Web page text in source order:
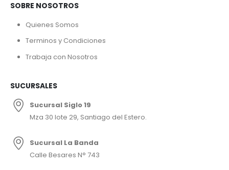
SOBRE NOSOTROS
Quienes Somos
Terminos y Condiciones
Trabaja con Nosotros
SUCURSALES
Sucursal Siglo 19
Mza 30 lote 29, Santiago del Estero.
Sucursal La Banda
Calle Besares N° 743